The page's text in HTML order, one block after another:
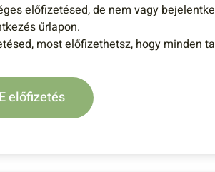
előfizetésed, de nem vagy
űrlapon.
most előfizethetsz, hogy minden
előfizetés